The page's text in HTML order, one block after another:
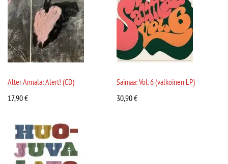
Alter Annala: Alert! (CD)
17,90€
Saimaa: Vol. 6 (valkoinen LP)
30,90€